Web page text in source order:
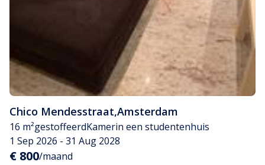
Chico Mendesstraat,Amsterdam
16 m²gestoffeerdKamerin een studentenhuis
1 Sep 2026 - 31 Aug 2028
€ 800/maand